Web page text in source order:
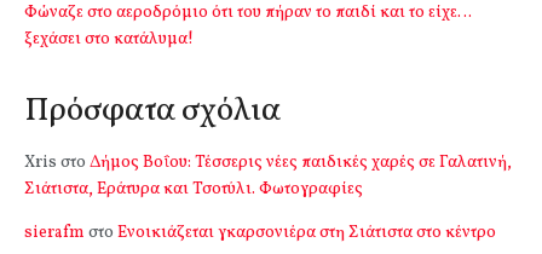
Φώναζε στο αεροδρόμιο ότι του πήραν το παιδί και το είχε…
ξεχάσει στο κατάλυμα!
Πρόσφατα σχόλια
Xris στο Δήμος Βοΐου: Τέσσερις νέες παιδικές χαρές σε Γαλατινή,
Σιάτιστα, Εράτυρα και Τσοτύλι. Φωτογραφίες
sierafm στο Ενοικιάζεται γκαρσονιέρα στη Σιάτιστα στο κέντρο